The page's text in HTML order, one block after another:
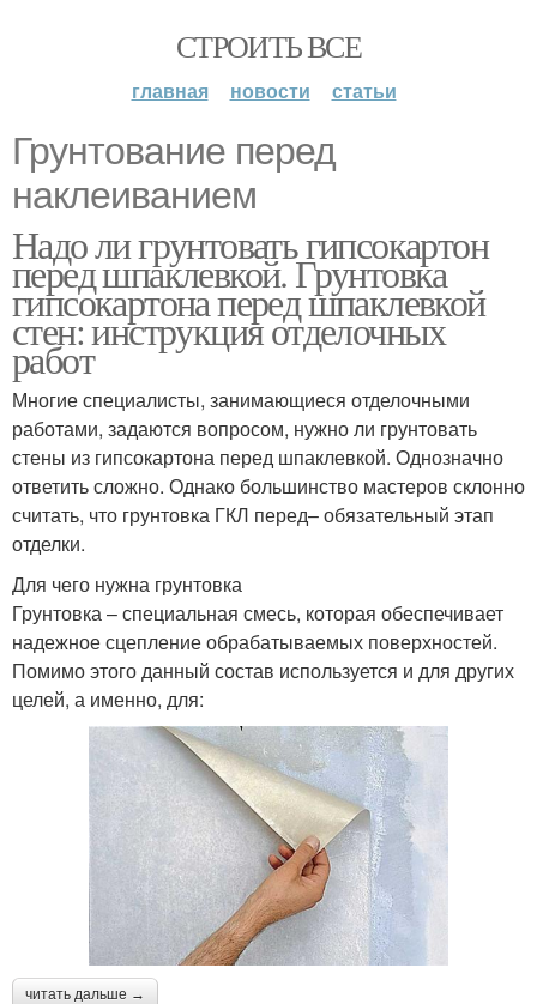
СТРОИТЬ ВСЕ
главная новости статьи
Грунтование перед
наклеиванием
Надо ли грунтовать гипсокартон
перед шпаклевкой. Грунтовка
гипсокартона перед шпаклевкой
стен: инструкция отделочных
работ
Многие специалисты, занимающиеся отделочными
работами, задаются вопросом, нужно ли грунтовать
стены из гипсокартона перед шпаклевкой. Однозначно
ответить сложно. Однако большинство мастеров склонно
считать, что грунтовка ГКЛ перед– обязательный этап
отделки.
Для чего нужна грунтовка
Грунтовка – специальная смесь, которая обеспечивает
надежное сцепление обрабатываемых поверхностей.
Помимо этого данный состав используется и для других
целей, а именно, для:
читать дальше →